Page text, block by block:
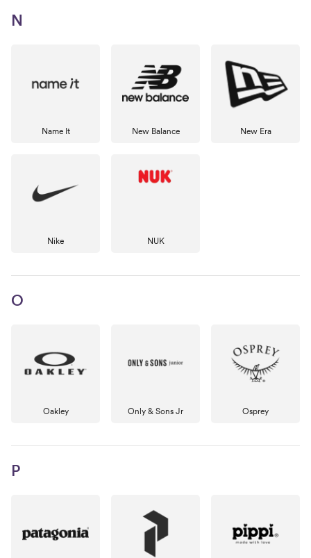
N
Name It New Balance New Era
Nike NUK
O
Oakley Only & Sons Jr Osprey
P